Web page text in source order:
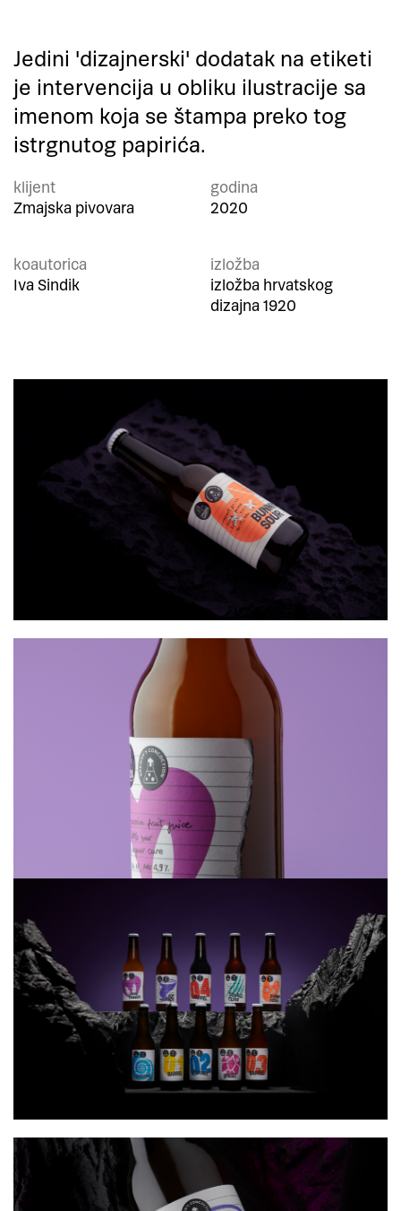
Jedini 'dizajnerski' dodatak na etiketi
je intervencija u obliku ilustracije sa
imenom koja se štampa preko tog
istrgnutog papirića.
klijent
Zmajska pivovara
godina
2020
koautorica
Iva Sindik
izložba
izložba hrvatskog
dizajna 1920